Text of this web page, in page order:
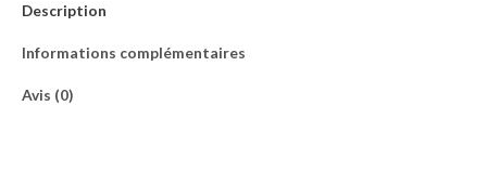
Description
Informations complémentaires
Avis (0)